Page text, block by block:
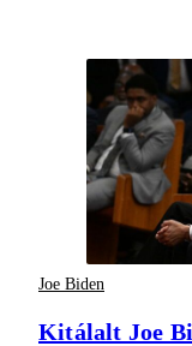
Joe Biden
Kitálalt Joe